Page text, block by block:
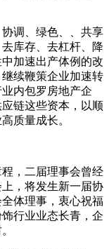
调、绿色、、共享
库存、去杠杆、降
加速出产体例的改
续鞭策企业加速转
内包罗房地产企
链这些资本，以顺
质量成长。
，二届理事会曾经
，将发生新一届协
体理事，衷心祝福
行业业态长青，企